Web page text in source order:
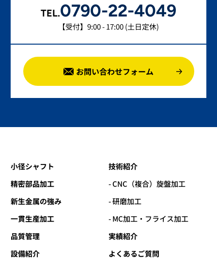
TEL.0790-22-4049
【受付】9:00 - 17:00 (土日定休)
お問い合わせフォーム
小径シャフト
精密部品加工
新生金属の強み
一貫生産加工
品質管理
設備紹介
技術紹介
- CNC（複合）旋盤加工
- 研磨加工
- MC加工・フライス加工
実績紹介
よくあるご質問